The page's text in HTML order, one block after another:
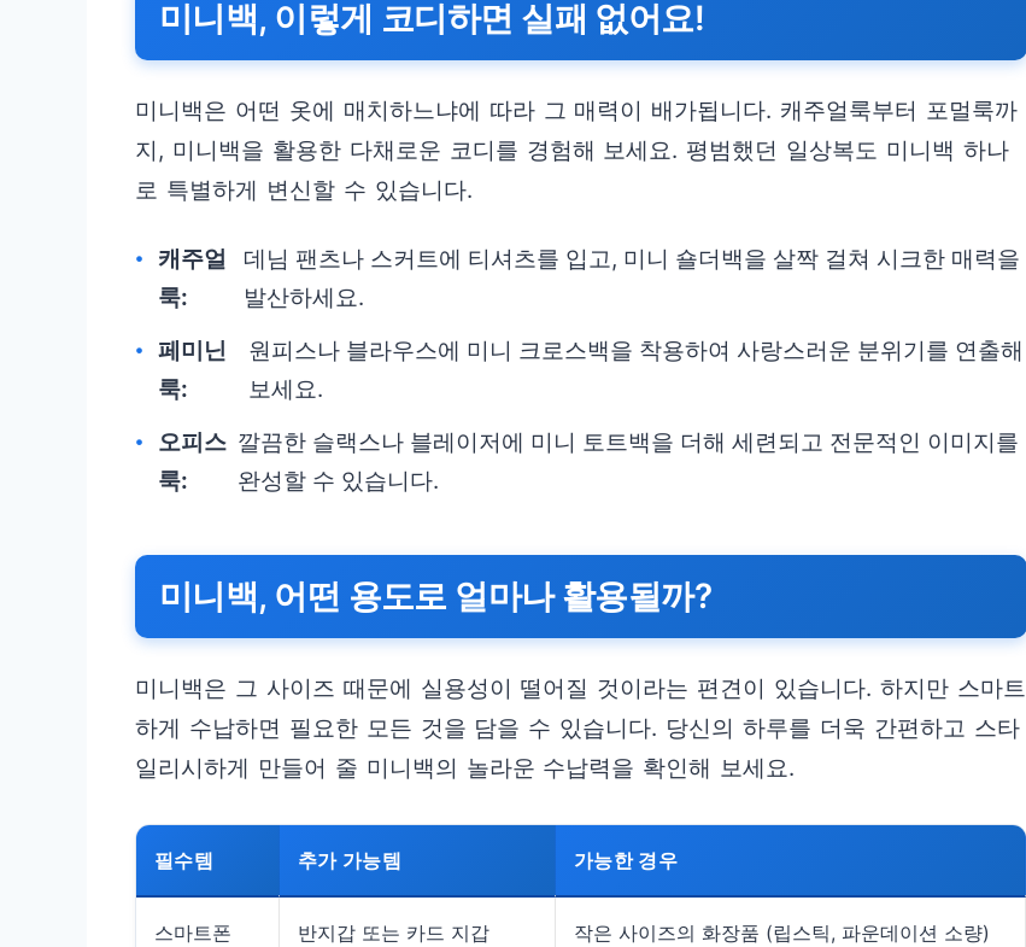
미니백, 이렇게 코디하면 실패 없어요!
미니백은 어떤 옷에 매치하느냐에 따라 그 매력이 배가됩니다. 캐주얼룩부터 포멀룩까
지, 미니백을 활용한 다채로운 코디를 경험해 보세요. 평범했던 일상복도 미니백 하나
로 특별하게 변신할 수 있습니다.
캐주얼
룩:
데님 팬츠나 스커트에 티셔츠를 입고, 미니 숄더백을 살짝 걸쳐 시크한 매력을
발산하세요.
페미닌
룩:
원피스나 블라우스에 미니 크로스백을 착용하여 사랑스러운 분위기를 연출해
보세요.
오피스
룩:
깔끔한 슬랙스나 블레이저에 미니 토트백을 더해 세련되고 전문적인 이미지를
완성할 수 있습니다.
미니백, 어떤 용도로 얼마나 활용될까?
미니백은 그 사이즈 때문에 실용성이 떨어질 것이라는 편견이 있습니다. 하지만 스마트
하게 수납하면 필요한 모든 것을 담을 수 있습니다. 당신의 하루를 더욱 간편하고 스타
일리시하게 만들어 줄 미니백의 놀라운 수납력을 확인해 보세요.
필수템 추가 가능템 가능한 경우
스마트폰 반지갑 또는 카드 지갑 작은 사이즈의 화장품 (립스틱, 파운데이션 소량)